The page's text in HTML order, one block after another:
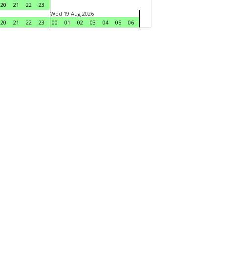
20 21 22
23
20 21 22 23
Wed 19 Aug 2026
00
01 02 03 04 05 06